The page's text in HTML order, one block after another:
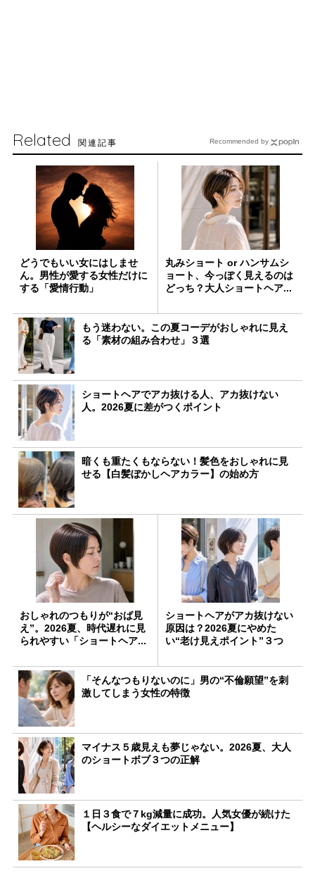
Related 関連記事
どうでもいい女にはしませ
ん。男性が愛する女性だけに
する「愛情行動」
丸みショート or ハンサムシ
ョート、今っぽく見えるのは
どっち？大人ショートヘア...
もう迷わない。この夏コーデがおしゃれに見え
る「素材の組み合わせ」３選
ショートヘアでアカ抜ける人、アカ抜けない
人。2026夏に差がつくポイント
暗くも重たくもならない！髪色をおしゃれに見
せる【白髪ぼかしヘアカラー】の始め方
おしゃれのつもりが“おば見
え”。2026夏、時代遅れに見
られやすい「ショートヘア...
ショートヘアがアカ抜けない
原因は？2026夏にやめた
い“老け見えポイント”３つ
「そんなつもりないのに」男の“不倫願望”を刺
激してしまう女性の特徴
マイナス５歳見えも夢じゃない。2026夏、大人
のショートボブ３つの正解
１日３食で７kg減量に成功。人気女優が続けた
【ヘルシーなダイエットメニュー】
Recommended by